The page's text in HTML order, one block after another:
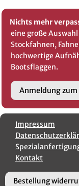
Nichts mehr
eine große
Stockfahnen,
hochwertige
Bootsflaggen.
Anmeldung
Impressum
Kontakt
Bestellung